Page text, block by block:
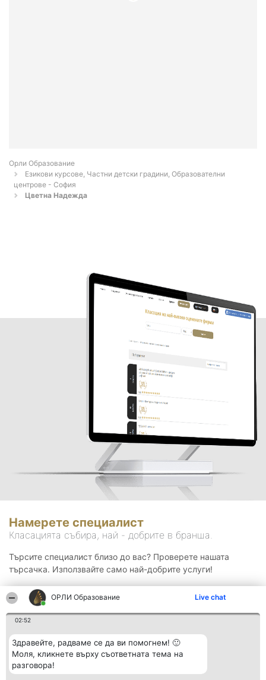
ОРЛИ Образование Live chat
02:52
Здравейте, радваме се да ви помогнем! 🙂
Моля, кликнете върху съответната тема на
разговора!
Орли Образование
Езикови курсове, Частни детски градини, Образователни
центрове - София
Цветна Надежда
Намерете специалист
Класацията събира, най - добрите в бранша.
Търсите специалист близо до вас? Проверете нашата
търсачка. Използвайте само най-добрите услуги!